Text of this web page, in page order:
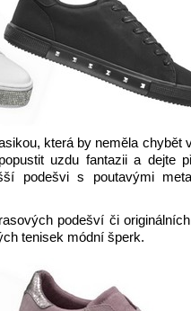
která by neměla chybět
uzdu fantazii a dejte
podešvi s poutavými
podešví či
tenisek módní šperk.